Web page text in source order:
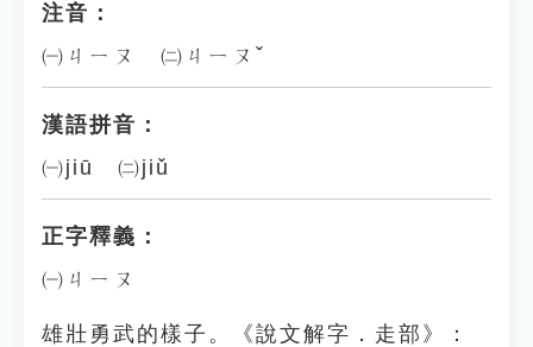
注音：
㈠ㄐㄧㄡ ㈡ㄐㄧㄡˇ
漢語拼音：
㈠jiū ㈡jiǔ
正字釋義：
㈠ㄐㄧㄡ
雄壯勇武的樣子。《說文解字．走部》：